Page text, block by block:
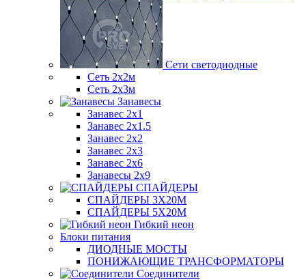
Сети светодиодные
Сеть 2х2м
Сеть 2х3м
Занавесы
Занавес 2х1
Занавес 2х1.5
Занавес 2х2
Занавес 2х3
Занавес 2х6
Занавесы 2х9
СПАЙДЕРЫ
СПАЙДЕРЫ 3Х20М
СПАЙДЕРЫ 5Х20М
Гибкий неон
Блоки питания
ДИОДНЫЕ МОСТЫ
ПОНИЖАЮЩИЕ ТРАНСФОРМАТОРЫ
Соединители